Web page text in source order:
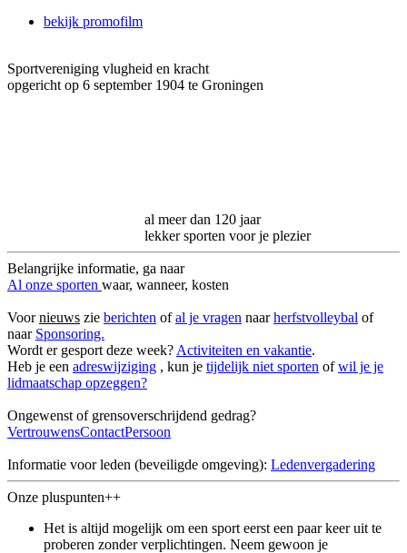
bekijk promofilm
Sportvereniging vlugheid en kracht
opgericht op 6 september 1904 te Groningen
al meer dan 120 jaar
lekker sporten voor je plezier
Belangrijke informatie, ga naar
Al onze sporten waar, wanneer, kosten
Voornieuws zie berichten ofal je vragen naarherfstvolleybal of
naar Sponsoring.
Wordt er gesport deze week? Activiteiten en vakantie.
Heb je een adreswijziging , kun je tijdelijk niet sporten ofwil je je
lidmaatschap opzeggen?
Ongewenst of grensoverschrijdend gedrag?
VertrouwensContactPersoon
Informatie voor leden (beveiligde omgeving): Ledenvergadering
Onze pluspunten++
Het is altijd mogelijk om een sport eerst een paar keer uit te
proberen zonder verplichtingen. Neem gewoon je